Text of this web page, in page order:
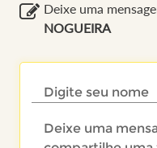
Deixe uma
NOGUEIRA